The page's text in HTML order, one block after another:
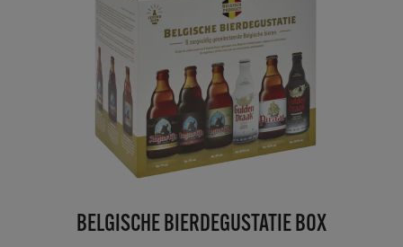
BELGISCHE BIERDEGUSTATIE BOX